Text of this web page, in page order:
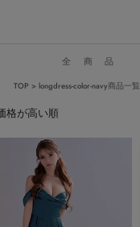
全 商 品
TOP longdress-color-navy商品一覧
格が高い順